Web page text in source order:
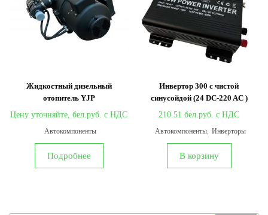
Жидкостный дизельный
отопитель YJP
Цену уточняйте,
Автокомпоненты
Подробнее
Инвертор 300 с чистой
синусойдой (24 DC-220 AC )
210.51
Автокомпоненты Инверторы
В корзину